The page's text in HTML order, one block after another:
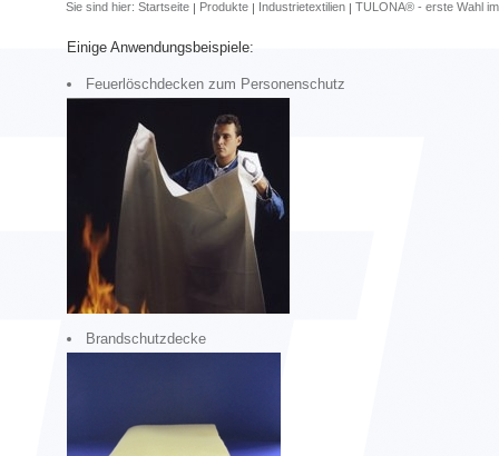
Sie sind hier: Startseite Produkte Industrietextilien TULONA® - erste Wahl
Einige Anwendungsbeispiele:
Feuerlöschdecken zum Personenschutz
Brandschutzdecke